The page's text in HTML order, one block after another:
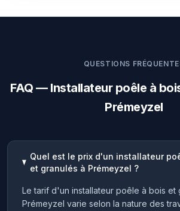
QUESTIONS
FAQ — Installateur poêle à
Prémeyzel
Quel est le prix d'un installateur
et granulés à Prémeyzel ?
Le tarif d'un installateur poêle à bois et
Prémeyzel varie selon la nature des